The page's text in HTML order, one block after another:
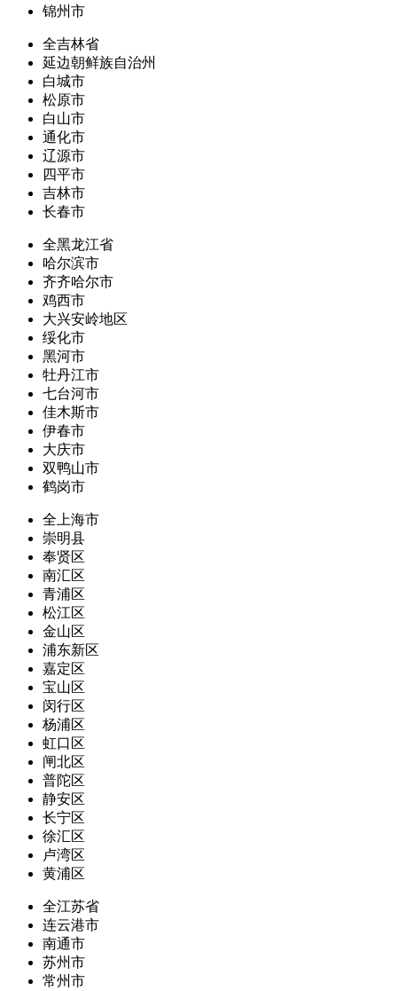
锦州市
全吉林省
延边朝鲜族自治州
白城市
松原市
白山市
通化市
辽源市
四平市
吉林市
长春市
全黑龙江省
哈尔滨市
齐齐哈尔市
鸡西市
大兴安岭地区
绥化市
黑河市
牡丹江市
七台河市
佳木斯市
伊春市
大庆市
双鸭山市
鹤岗市
全上海市
崇明县
奉贤区
南汇区
青浦区
松江区
金山区
浦东新区
嘉定区
宝山区
闵行区
杨浦区
虹口区
闸北区
普陀区
静安区
长宁区
徐汇区
卢湾区
黄浦区
全江苏省
连云港市
南通市
苏州市
常州市